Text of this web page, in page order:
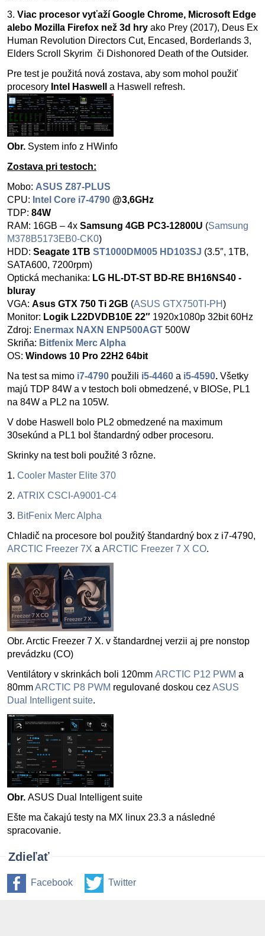
3. Viac procesor vyťaží Google Chrome, Microsoft Edge
alebo Mozilla Firefox než 3d hry ako Prey (2017), Deus Ex
Human Revolution Directors Cut, Encased, Borderlands 3,
Elders Scroll Skyrim či Dishonored Death of the Outsider.
Pre test je použitá nová zostava, aby som mohol použiť
procesory Intel Haswell a Haswell refresh.
Obr. System info z HWinfo
Zostava pri testoch:
Mobo: ASUS Z87-PLUS
CPU: Intel Core i7-4790 @3,6GHz
TDP: 84W
RAM: 16GB – 4x Samsung 4GB PC3-12800U (Samsung
M378B5173EB0-CK0)
HDD: Seagate 1TB ST1000DM005 HD103SJ (3.5″, 1TB,
SATA600, 7200rpm)
Optická mechanika: LG HL-DT-ST BD-RE BH16NS40 -
bluray
VGA: Asus GTX 750 Ti 2GB (ASUS GTX750TI-PH)
Monitor: Logik L22DVDB10E 22″ 1920x1080p 32bit 60Hz
Zdroj: Enermax NAXN ENP500AGT 500W
Skriňa: Bitfenix Merc Alpha
OS: Windows 10 Pro 22H2 64bit
Na test sa mimo i7-4790 použili i5-4460 a i5-4590. Všetky
majú TDP 84W a v testoch boli obmedzené, v BIOSe, PL1
na 84W a PL2 na 105W.
V dobe Haswell bolo PL2 obmedzené na maximum
30sekúnd a PL1 bol štandardný odber procesoru.
Skrinky na test boli použité 3 rôzne.
1. Cooler Master Elite 370
2. ATRIX CSCI-A9001-C4
3. BitFenix Merc Alpha
Chladič na procesore bol použitý štandardný box z i7-4790,
ARCTIC Freezer 7X a ARCTIC Freezer 7 X CO.
Obr. Arctic Freezer 7 X. v štandardnej verzii aj pre nonstop
prevádzku (CO)
Ventilátory v skrinkách boli 120mm ARCTIC P12 PWM a
80mmARCTIC P8 PWM regulované doskou cez ASUS
Dual Intelligent suite.
Obr. ASUS Dual Intelligent suite
Ešte ma čakajú testy na MX linux 23.3 a následné
spracovanie.
Zdieľať
Facebook Twitter